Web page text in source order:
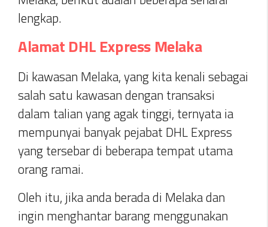
lengkap.
Alamat DHL Express Melaka
Di kawasan Melaka, yang kita kenali sebagai
salah satu kawasan dengan transaksi
dalam talian yang agak tinggi, ternyata ia
mempunyai banyak pejabat DHL Express
yang tersebar di beberapa tempat utama
orang ramai.
Oleh itu, jika anda berada di Melaka dan
ingin menghantar barang menggunakan